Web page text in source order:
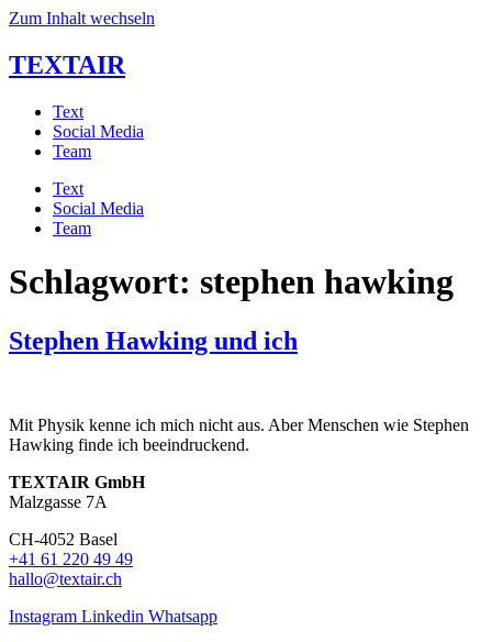
Zum Inhalt wechseln
TEXTAIR
Text
Social Media
Team
Text
Social Media
Team
Schlagwort: stephen hawking
Stephen Hawking und ich
Mit Physik kenne ich mich nicht aus. Aber Menschen wie Stephen
Hawking finde ich beeindruckend.
TEXTAIR GmbH
Malzgasse 7A
CH-4052 Basel
+41 61 220 49 49
hallo@textair.ch
Instagram Linkedin Whatsapp